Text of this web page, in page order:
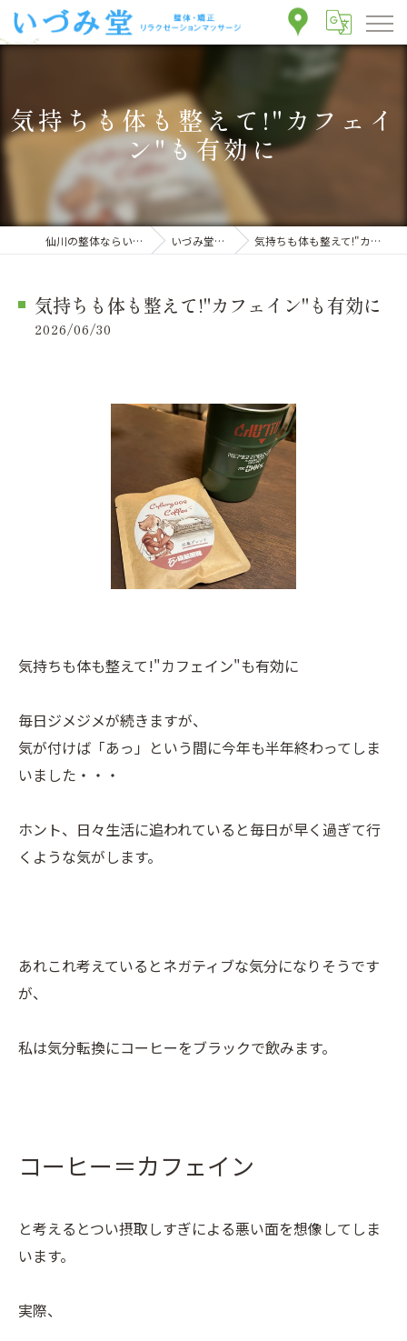
気持ちも体も整えて!"カフェイ
ン"も有効に
仙川の整体ならいづみ堂整体院 いづみ堂のブログ 気持ちも体も整えて!"カフェイン"も有効に
気持ちも体も整えて!"カフェイン"も有効に
2026/06/30
気持ちも体も整えて!"カフェイン"も有効に
毎日ジメジメが続きますが、
気が付けば「あっ」という間に今年も半年終わってしま
いました・・・
ホント、日々生活に追われていると毎日が早く過ぎて行
くような気がします。
あれこれ考えているとネガティブな気分になりそうです
が、
私は気分転換にコーヒーをブラックで飲みます。
コーヒー＝カフェイン
と考えるとつい摂取しすぎによる悪い面を想像してしま
います。
実際、